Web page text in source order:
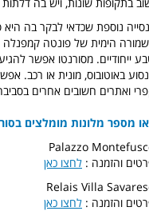
נוספת שכדאי לבקר בה היא
הימית של פונטה קמפנלה
ייחודיים. מסורנטו אפשר
באוטובוס, מונית או רכב.
ואתרים חשובים אחרים
מספר מלונות מומלצים
Palazzo
והזמנה : לחצו כאן
Relais Villa
והזמנה : לחצו כאן